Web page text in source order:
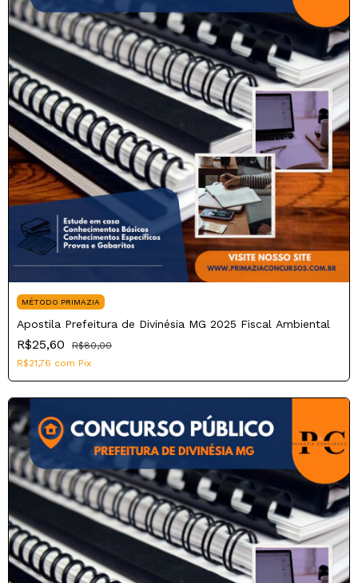
MÉTODO PRIMAZIA
Apostila Prefeitura de Divinésia MG 2025 Fiscal Ambiental
R$25,60
R$80,00
R$21,76 com Pix